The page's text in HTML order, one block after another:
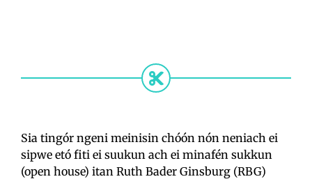
Sia tingór ngeni meinisin chóón nón neniach ei
sipwe etó fiti ei suukun ach ei minafén sukkun
(open house) itan Ruth Bader Ginsburg (RBG)